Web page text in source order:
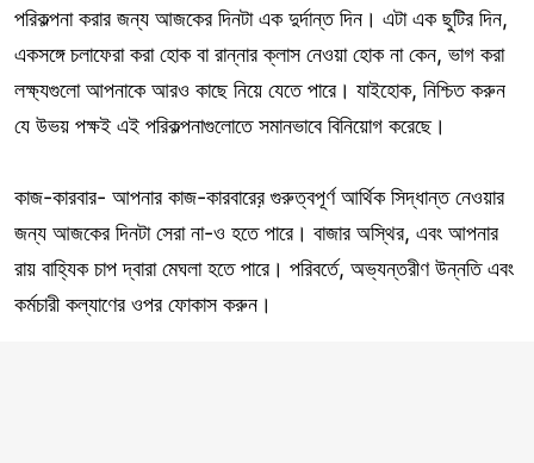
পরিকল্পনা করার জন্য আজকের দিনটা এক দুর্দান্ত দিন। এটা এক ছুটির দিন,
একসঙ্গে চলাফেরা করা হোক বা রান্নার ক্লাস নেওয়া হোক না কেন, ভাগ করা
লক্ষ্যগুলো আপনাকে আরও কাছে নিয়ে যেতে পারে। যাইহোক, নিশ্চিত করুন
যে উভয় পক্ষই এই পরিকল্পনাগুলোতে সমানভাবে বিনিয়োগ করেছে।
কাজ-কারবার- আপনার কাজ-কারবারের় গুরুত্বপূর্ণ আর্থিক সিদ্ধান্ত নেওয়ার
জন্য আজকের দিনটা সেরা না-ও হতে পারে। বাজার অস্থির, এবং আপনার
রায় বাহ্যিক চাপ দ্বারা মেঘলা হতে পারে। পরিবর্তে, অভ্যন্তরীণ উন্নতি এবং
কর্মচারী কল্যাণের ওপর ফোকাস করুন।